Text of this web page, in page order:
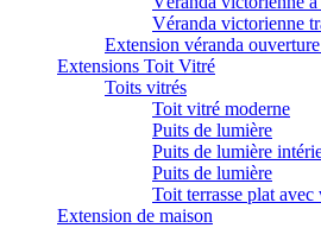
Véranda victorienne
Extension véranda
Extensions Toit Vitré
Toits vitrés
Toit vitré moderne
Puits de lumière
Puits de lumière
Puits de lumière
Toit terrasse plat avec
Extension de maison